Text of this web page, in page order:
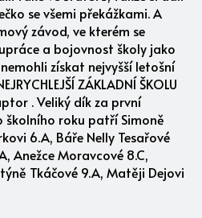
se všemi překážkami. A
závod, ve kterém se
a bojovnost školy jako
získat nejvyšší letošní
ZÁKLADNÍ ŠKOLU
. Veliký dík za první
roku patří Simoně
6.A, Báře Nelly Tesařové
Anežce Moravcové 8.C,
Tkáčové 9.A, Matěji Dejovi